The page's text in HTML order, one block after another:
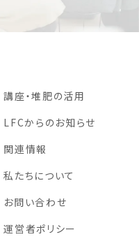
講座・堆肥の活用
LFCからのお知らせ
関連情報
私たちについて
お問い合わせ
運営者ポリシー